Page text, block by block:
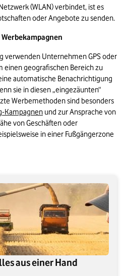
(WLAN) verbindet, ist es
oder Angebote zu senden.
verwenden Unternehmen GPS oder
einen geografischen Bereich zu
automatische Benachrichtigung
sie in diesen „eingezäunten“
Werbemethoden sind besonders
Kampagnen und zur Ansprache von
von Geschäften oder
in einer Fußgängerzone
aus einer Hand